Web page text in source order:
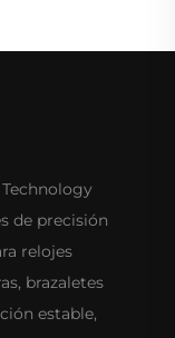
de precisión
relojes
brazaletes
estable,